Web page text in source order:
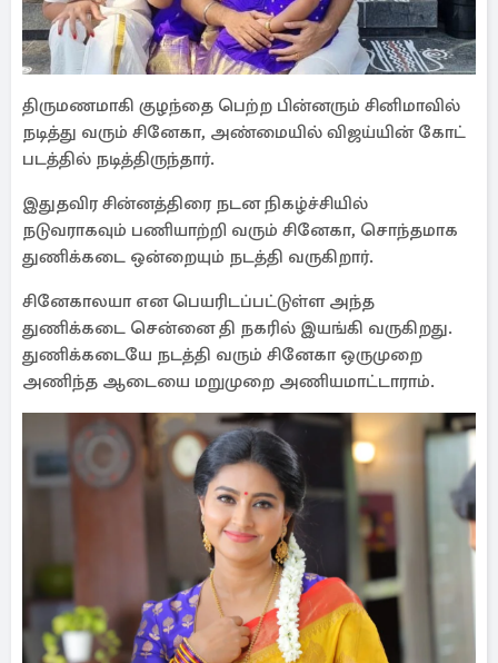
திருமணமாகி குழந்தை பெற்ற பின்னரும் சினிமாவில்
நடித்து வரும் சினேகா, அண்மையில் விஜய்யின் கோட்
படத்தில் நடித்திருந்தார்.
இதுதவிர சின்னத்திரை நடன நிகழ்ச்சியில்
நடுவராகவும் பணியாற்றி வரும் சினேகா, சொந்தமாக
துணிக்கடை ஒன்றையும் நடத்தி வருகிறார்.
சினேகாலயா என பெயரிடப்பட்டுள்ள அந்த
துணிக்கடை சென்னை தி நகரில் இயங்கி வருகிறது.
துணிக்கடையே நடத்தி வரும் சினேகா ஒருமுறை
அணிந்த ஆடையை மறுமுறை அணியமாட்டாராம்.